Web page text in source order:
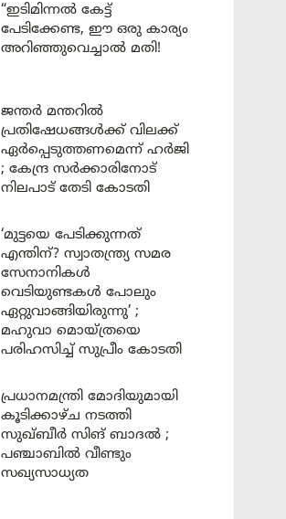
“ഇടിമിന്നൽ കേട്ട്
പേടിക്കേണ്ട, ഈ ഒരു കാര്യം
അറിഞ്ഞുവെച്ചാൽ മതി!
ജന്തർ മന്തറിൽ
പ്രതിഷേധങ്ങൾക്ക് വിലക്ക്
ഏർപ്പെടുത്തണമെന്ന് ഹർജി
; കേന്ദ്ര സർക്കാരിനോട്
നിലപാട് തേടി കോടതി
‘മുട്ടയെ പേടിക്കുന്നത്
എന്തിന്? സ്വാതന്ത്ര്യ സമര
സേനാനികൾ
വെടിയുണ്ടകൾ പോലും
ഏറ്റുവാങ്ങിയിരുന്നു’ ;
മഹുവാ മൊയ്ത്രയെ
പരിഹസിച്ച് സുപ്രീം കോടതി
പ്രധാനമന്ത്രി മോദിയുമായി
കൂടിക്കാഴ്ച നടത്തി
സുഖ്ബീർ സിങ് ബാദൽ ;
പഞ്ചാബിൽ വീണ്ടും
സഖ്യസാധ്യത